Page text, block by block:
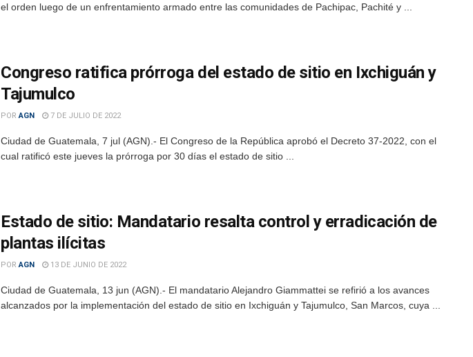
el orden luego de un enfrentamiento armado entre las comunidades de Pachipac, Pachité y ...
Congreso ratifica prórroga del estado de sitio en Ixchiguán y
Tajumulco
POR AGN 7 DE JULIO DE 2022
Ciudad de Guatemala, 7 jul (AGN).- El Congreso de la República aprobó el Decreto 37-2022, con el
cual ratificó este jueves la prórroga por 30 días el estado de sitio ...
Estado de sitio: Mandatario resalta control y erradicación de
plantas ilícitas
POR AGN 13 DE JUNIO DE 2022
Ciudad de Guatemala, 13 jun (AGN).- El mandatario Alejandro Giammattei se refirió a los avances
alcanzados por la implementación del estado de sitio en Ixchiguán y Tajumulco, San Marcos, cuya ...